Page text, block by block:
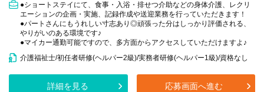
●ショートステイにて、食事・入浴・排せつ介助などの身体介護、レクリ
エーションの企画・実施、記録作成や送迎業務を行っていただきます！
●パートさんにもうれしい寸志あり◎頑張った分はしっかり評価される、
やりがいのある環境です♪
●マイカー通勤可能ですので、多方面からアクセスしていただけますよ♪
介護福祉士/初任者研修(ヘルパー2級)/実務者研修(ヘルパー1級)/資格なし
詳細を見る 応募画面へ進む